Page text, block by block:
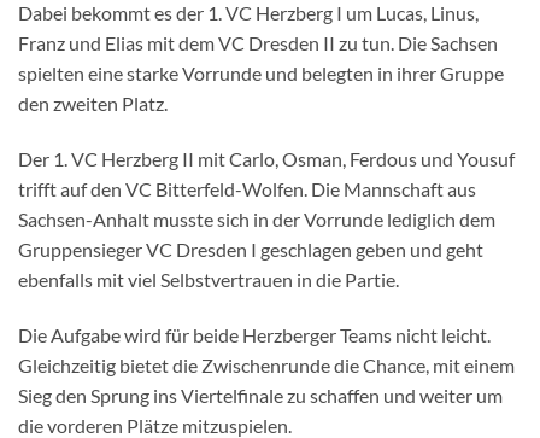
Dabei bekommt es der 1. VC Herzberg I um Lucas, Linus,
Franz und Elias mit dem VC Dresden II zu tun. Die Sachsen
spielten eine starke Vorrunde und belegten in ihrer Gruppe
den zweiten Platz.
Der 1. VC Herzberg II mit Carlo, Osman, Ferdous und Yousuf
trifft auf den VC Bitterfeld-Wolfen. Die Mannschaft aus
Sachsen-Anhalt musste sich in der Vorrunde lediglich dem
Gruppensieger VC Dresden I geschlagen geben und geht
ebenfalls mit viel Selbstvertrauen in die Partie.
Die Aufgabe wird für beide Herzberger Teams nicht leicht.
Gleichzeitig bietet die Zwischenrunde die Chance, mit einem
Sieg den Sprung ins Viertelfinale zu schaffen und weiter um
die vorderen Plätze mitzuspielen.